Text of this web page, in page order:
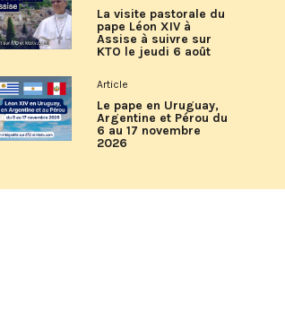
La visite pastorale du
pape Léon XIV à
Assise à suivre sur
KTO le jeudi 6 août
Article
Le pape en Uruguay,
Argentine et Pérou du
6 au 17 novembre
2026